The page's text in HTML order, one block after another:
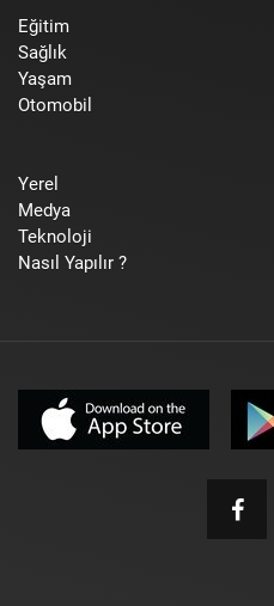
Eğitim
Sağlık
Yaşam
Otomobil
Yerel
Medya
Teknoloji
Nasıl Yapılır ?